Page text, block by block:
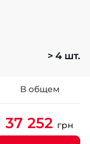
> 4 шт.
В общем
37 252 грн